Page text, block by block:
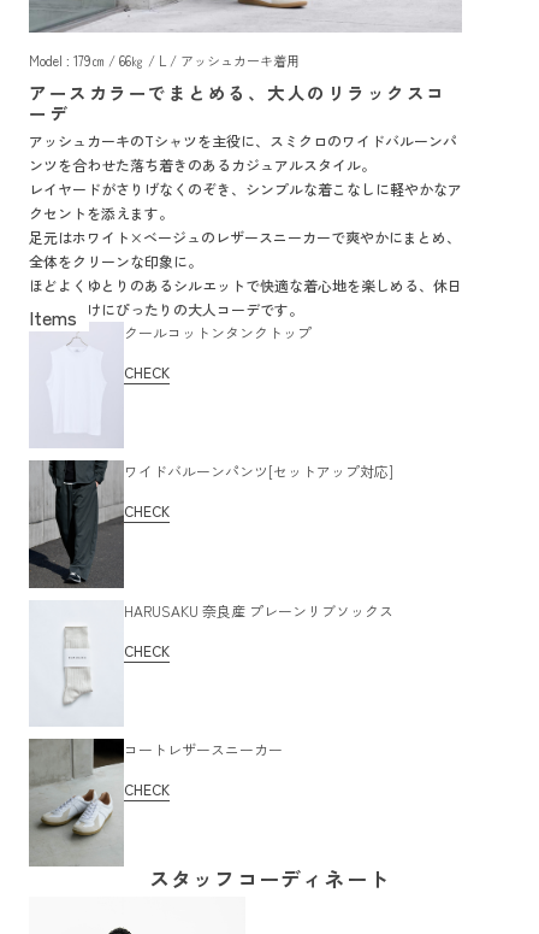
Model : 179㎝ / 66㎏ / L / アッシュカーキ着用
アースカラーでまとめる、大人のリラックスコ
ーデ
アッシュカーキのTシャツを主役に、スミクロのワイドバルーンパ
ンツを合わせた落ち着きのあるカジュアルスタイル。
レイヤードがさりげなくのぞき、シンプルな着こなしに軽やかなア
クセントを添えます。
足元はホワイト×ベージュのレザースニーカーで爽やかにまとめ、
全体をクリーンな印象に。
ほどよくゆとりのあるシルエットで快適な着心地を楽しめる、休日
のお出かけにぴったりの大人コーデです。
クールコットンタンクトップ
CHECK
ワイドバルーンパンツ[セットアップ対応]
CHECK
HARUSAKU 奈良産 プレーンリブソックス
CHECK
コートレザースニーカー
CHECK
スタッフコーディネート